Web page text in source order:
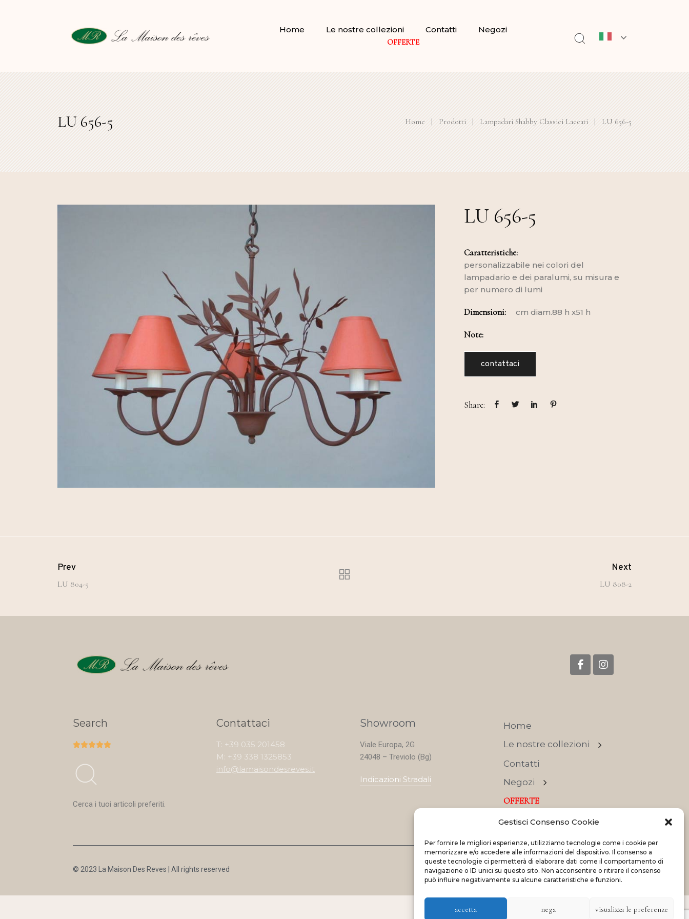
Gestisci Consenso Cookie
Per fornire le migliori esperienze, utilizziamo tecnologie come i cookie per
memorizzare e/o accedere alle informazioni del dispositivo. Il consenso a
queste tecnologie ci permetterà di elaborare dati come il comportamento di
navigazione o ID unici su questo sito. Non acconsentire o ritirare il consenso
può influire negativamente su alcune caratteristiche e funzioni.
accetta nega visualizza le preferenze
Home Le nostre collezioni Contatti Negozi
OFFERTE
LU 656-5 Home | Prodotti | Lampadari Shabby Classici Laccati | LU 656-5
LU 656-5
Caratteristiche:
personalizzabile nei colori del
lampadario e dei paralumi, su misura e
per numero di lumi
Dimensioni: cm diam.88 h x51 h
Note:
contattaci
Share:
Prev
LU 804-5
Next
LU 808-2
Search

Cerca i tuoi articoli preferiti.
Contattaci
T: +39 035 201458
M: +39 338 1325853
info@lamaisondesreves.it
Showroom
Viale Europa, 2G
24048 – Treviolo (Bg)
Indicazioni Stradali
Home
Le nostre collezioni
Contatti
Negozi
OFFERTE
© 2023 La Maison Des Reves | All rights reserved Made with and byShadApps